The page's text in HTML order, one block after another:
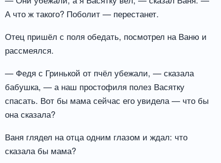
А что ж такого? Поболит — перестанет.
Отец пришёл с поля обедать, посмотрел на Ваню и
рассмеялся.
— Федя с Гринькой от пчёл убежали, — сказала
бабушка, — а наш простофиля полез Васятку
спасать. Вот бы мама сейчас его увидела — что бы
она сказала?
Ваня глядел на отца одним глазом и ждал: что
сказала бы мама?